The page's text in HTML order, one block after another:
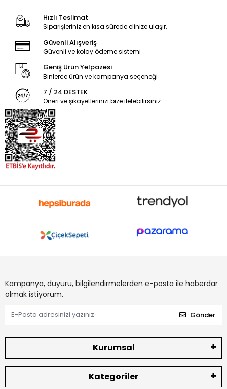
Hızlı Teslimat
Siparişleriniz en kısa sürede elinize ulaşır.
Güvenli Alışveriş
Güvenli ve kolay ödeme sistemi
Geniş Ürün Yelpazesi
Binlerce ürün ve kampanya seçeneği
7 / 24 DESTEK
Öneri ve şikayetlerinizi bize iletebilirsiniz.
Kampanya, duyuru, bilgilendirmelerden e-posta ile haberdar
olmak istiyorum.
Gönder
Kurumsal
Kategoriler